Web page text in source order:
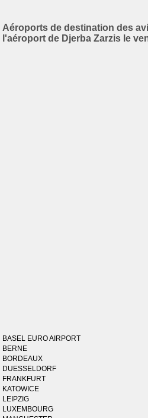
Aéroports de destination des
l'aéroport de Djerba Zarzis le
BASEL EURO AIRPORT
BERNE
BORDEAUX
DUESSELDORF
FRANKFURT
KATOWICE
LEIPZIG
LUXEMBOURG